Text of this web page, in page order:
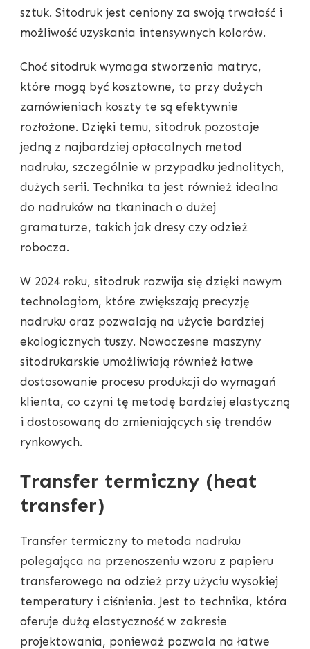
sztuk. Sitodruk jest ceniony za swoją trwałość i
możliwość uzyskania intensywnych kolorów.
Choć sitodruk wymaga stworzenia matryc,
które mogą być kosztowne, to przy dużych
zamówieniach koszty te są efektywnie
rozłożone. Dzięki temu, sitodruk pozostaje
jedną z najbardziej opłacalnych metod
nadruku, szczególnie w przypadku jednolitych,
dużych serii. Technika ta jest również idealna
do nadruków na tkaninach o dużej
gramaturze, takich jak dresy czy odzież
robocza.
W 2024 roku, sitodruk rozwija się dzięki nowym
technologiom, które zwiększają precyzję
nadruku oraz pozwalają na użycie bardziej
ekologicznych tuszy. Nowoczesne maszyny
sitodrukarskie umożliwiają również łatwe
dostosowanie procesu produkcji do wymagań
klienta, co czyni tę metodę bardziej elastyczną
i dostosowaną do zmieniających się trendów
rynkowych.
Transfer termiczny (heat
transfer)
Transfer termiczny to metoda nadruku
polegająca na przenoszeniu wzoru z papieru
transferowego na odzież przy użyciu wysokiej
temperatury i ciśnienia. Jest to technika, która
oferuje dużą elastyczność w zakresie
projektowania, ponieważ pozwala na łatwe